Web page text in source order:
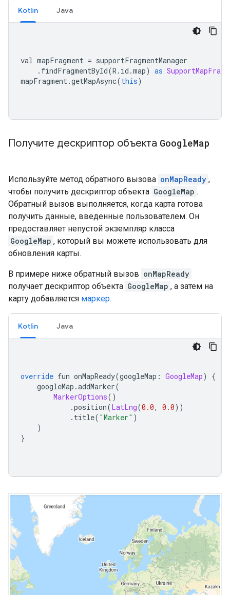
Kotlin Java
val mapFragment = supportFragmentManager
. findFragmentById(R . id .map) as
mapFragment.getMapAsync(this)
Получите дескриптор объекта GoogleMap
Используйте метод обратного вызова onMapReady ,
чтобы получить дескриптор объекта GoogleMap .
Обратный вызов выполняется, когда карта готова
получить данные, введенные пользователем. Он
предоставляет непустой экземпляр класса
GoogleMap , который вы можете использовать для
обновления карты.
В примере ниже обратный вызов onMapReady
получает дескриптор объекта GoogleMap , а затем на
карту добавляется маркер.
Kotlin Java
override fun onMapReady(googleMap : GoogleMap)
{
googleMap .addMarker(
MarkerOptions()
.position(LatLng(0.0, 0.0))
. title( "Marker" )
)
}